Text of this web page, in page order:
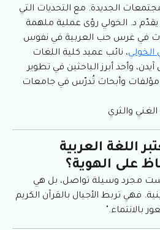
الجديدة. مع التحديات التي
يقدّم د. الخولي رؤى عملية ملهمة
في غرس حب العربية في نفوس
، نائب عميد كلية اللغات
وأحد أبرز الباحثين في تطوير
مؤلفات وأبحاث تُدرّس في جامعات
والثري
اللغة العربية
على الهوية؟
مجرد وسيلة تواصل، بل هي
فهي تربط الأجيال بالقرآن الكريم
بالانتماء."